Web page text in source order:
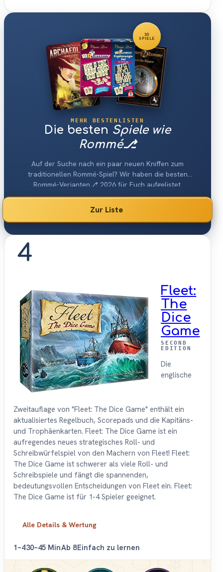
30
SPIELE
MEHR BESTENLISTEN
Die besten Spiele wie
Rommé⎇
Auf der Suche nach ein paar neuen Kniffen zum
traditionellen Rommé-Spiel? Wir haben die besten
Rommé-Verianten⎇ 2026 für Euch aufgelistet.
Zur Liste
4
Fleet:
The
Dice
Game
SECOND
EDITION
Die
englische
Zweitauflage von "Fleet: The Dice Game" enthält ein
aktualisiertes Regelbuch, Scorepads und die Kapitäns-
und Trophäenkarten. Fleet: The Dice Game ist ein
aufregendes neues strategisches Roll- und
Schreibwürfelspiel von den Machern von Fleet! Fleet:
The Dice Game ist schwerer als viele Roll- und
Schreibspiele und fängt die spannenden,
bedeutungsvollen Entscheidungen von Fleet ein. Fleet:
The Dice Game ist für 1-4 Spieler geeignet.
Alle Details & Wertung
1–430–45 MinAb 8Einfach zu lernen